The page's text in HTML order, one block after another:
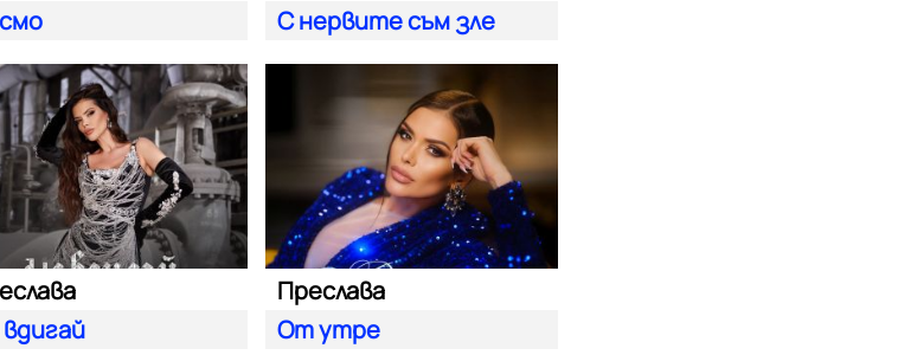
С нервите съм зле
Преслава
От утре